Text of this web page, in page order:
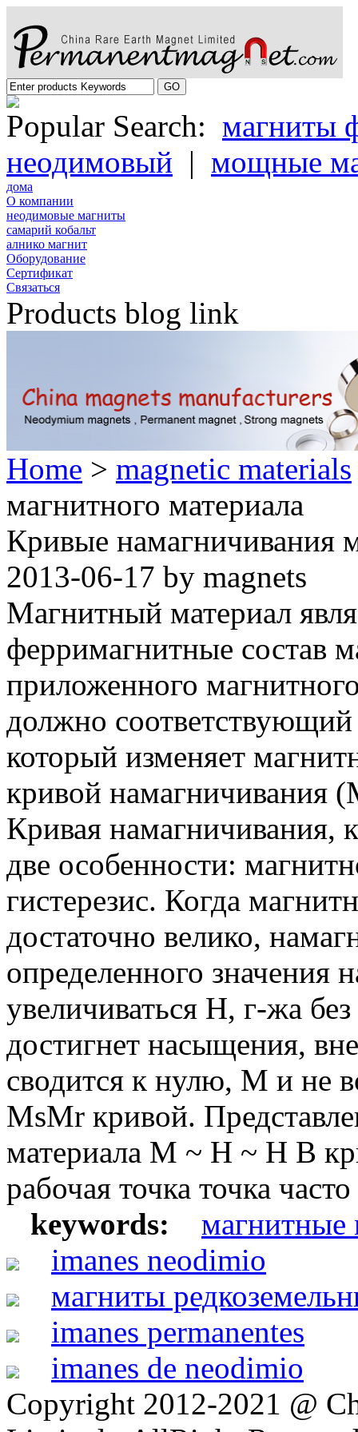
Popular Search: магниты
неодимовый | мощные
дома
О компании
неодимовые магниты
самарий кобальт
алнико магнит
Oборудование
Cертификат
Cвязаться
Products blog link
Home > magnetic materials
магнитного материала
Кривые намагничивания
2013-06-17 by magnets
Магнитный материал
ферримагнитные состав
приложенного
должно
который изменяет
кривой намагничивания
Кривая намагничивания,
две особенности:
гистерезис. Когда
достаточно велико,
определенного значения
увеличиваться Н, г-жа
достигнет насыщения,
сводится к нулю, M и не
MsMr кривой.
материала M ~ H ~ H B
рабочая точка точка
keywords:
магнитные
imanes neodimio
магниты
imanes permanentes
imanes de neodimio
Copyright 2012-2021 @